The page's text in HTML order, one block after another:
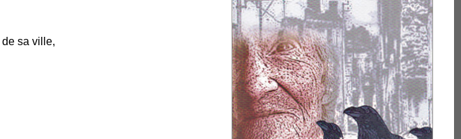
Consulter la
rubrique
Manifestationset
venez nous
retrouver dans
les salons du
livre et les
actions
auxquelles nous
participons. Nous
serons heureux
de vous
sa ville,